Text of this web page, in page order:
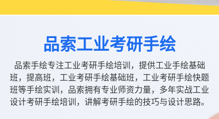
品索工业考研手绘
品索手绘专注工业考研手绘培训，提供工业手绘基础
班，提高班，工业考研手绘基础班，工业考研手绘快题
班等手绘实训，品索拥有专业师资力量，多年实战工业
设计考研手绘培训，讲解考研手绘的技巧与设计思路。